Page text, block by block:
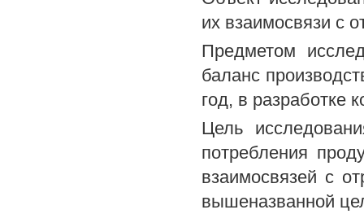
их взаимосвязи с
Предметом
баланс
год, в разработке
Цель
потребления
взаимосвязей с
вышеназванной